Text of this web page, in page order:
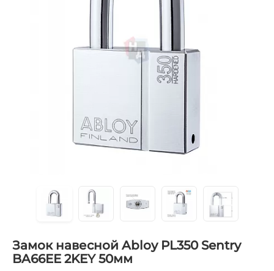
Замок навесной Abloy PL350 Sentry
BA66EE 2KEY 50мм